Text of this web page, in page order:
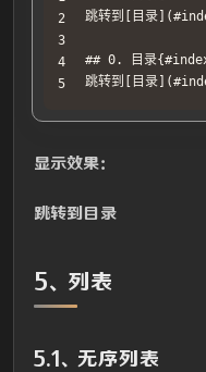
跳转到[目录
## 0. 目录
跳转到[目录
显示效果：
跳转到目录
5、列表
5.1、无序列表